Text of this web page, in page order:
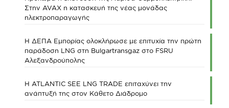
Στην AVAX η κατασκευή της νέας μονάδας
ηλεκτροπαραγωγής
Η ΔΕΠΑ Εμπορίας ολοκλήρωσε με επιτυχία την πρώτη
παράδοση LNG στη Bulgartransgaz στο FSRU
Αλεξανδρούπολης
Η ATLANTIC SEE LNG TRADE επιταχύνει την
ανάπτυξή της στον Κάθετο Διάδρομο